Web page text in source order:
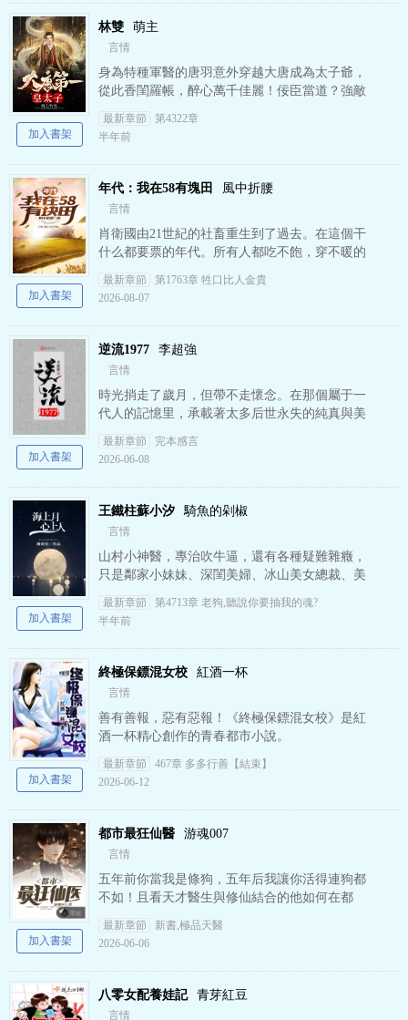
林雙 萌主
言情
身為特種軍醫的唐羽意外穿越大唐成為太子爺，
從此香閨羅帳，醉心萬千佳麗！佞臣當道？強敵
入侵？看我攜帶現代黑科技擺平內憂外患！醉臥
美人膝，醒掌天下權。《林…
最新章節
第4322章
半年前
加入書架
年代：我在58有塊田 風中折腰
言情
肖衛國由21世紀的社畜重生到了過去。在這個干
什么都要票的年代。所有人都吃不飽，穿不暖的
年代。看肖衛國如何帶著空間一畝地，自食其
力，別人吃窩窩頭，我吃紅燒…
最新章節
第1763章 牲口比人金貴
2026-08-07
加入書架
逆流1977 李超強
言情
時光捎走了歲月，但帶不走懷念。在那個屬于一
代人的記憶里，承載著太多后世永失的純真與美
好。 億萬富翁郭永坤逆流歸來，歷經人間冷暖，
看淡名利榮華，只愿率…
最新章節
完本感言
2026-06-08
加入書架
王鐵柱蘇小汐 騎魚的剁椒
言情
山村小神醫，專治吹牛逼，還有各種疑難雜癥，
只是鄰家小妹妹、深閨美婦、冰山美女總裁、美
女大明星紛紛要嫁個他，他能制服全世界，卻治
不了自己的桃花運，誰有辦…
最新章節
第4713章 老狗,聽說你要抽我的魂?
半年前
加入書架
終極保鏢混女校 紅酒一杯
言情
善有善報，惡有惡報！《終極保鏢混女校》是紅
酒一杯精心創作的青春都市小說。
最新章節
467章 多多行善【結束】
2026-06-12
加入書架
都市最狂仙醫 游魂007
言情
五年前你當我是條狗，五年后我讓你活得連狗都
不如！且看天才醫生與修仙結合的他如何在都
市，所向縱橫！ “喂，你是爸爸嗎？舅舅將我和
媽媽鎖起來了，他們打小…
最新章節
新書,極品天醫
2026-06-06
加入書架
八零女配養娃記 青芽紅豆
言情